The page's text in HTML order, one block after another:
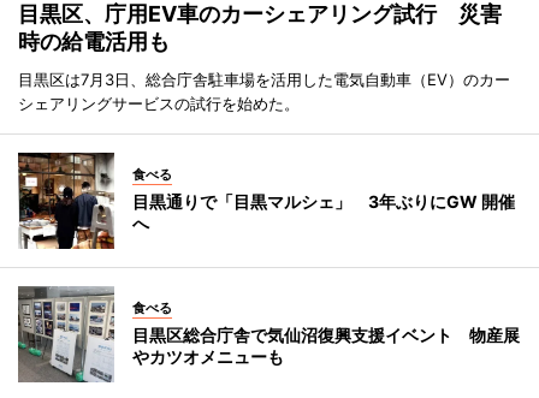
目黒区、庁用EV車のカーシェアリング試行 災害
時の給電活用も
目黒区は7月3日、総合庁舎駐車場を活用した電気自動車（EV）のカー
シェアリングサービスの試行を始めた。
食べる
目黒通りで「目黒マルシェ」 3年ぶりにGW 開催
へ
食べる
目黒区総合庁舎で気仙沼復興支援イベント 物産展
やカツオメニューも